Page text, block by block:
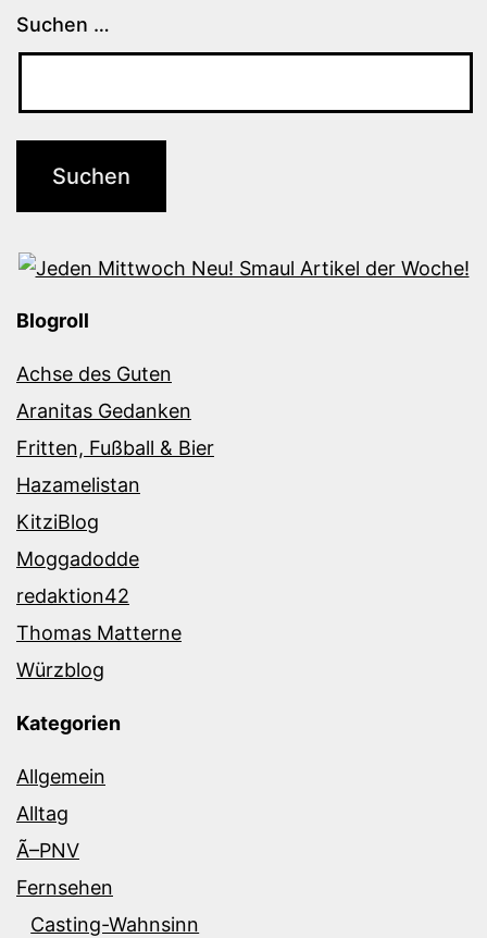
Suchen …
Blogroll
Achse des Guten
Aranitas Gedanken
Fritten, Fußball & Bier
Hazamelistan
KitziBlog
Moggadodde
redaktion42
Thomas Matterne
Würzblog
Kategorien
Allgemein
Alltag
Ã–PNV
Fernsehen
Casting-Wahnsinn